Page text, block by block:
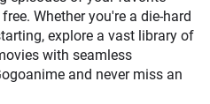
Whether you're a die-hard
explore a vast library of
with seamless
and never miss an